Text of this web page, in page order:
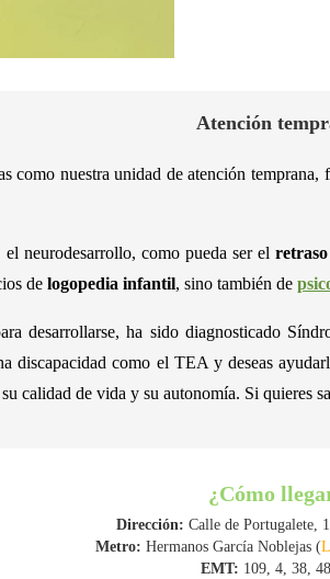
Atención
como nuestra unidad de atención
neurodesarrollo, como pueda ser el
de logopedia infantil, sino también de
desarrollarse, ha sido diagnosticado
discapacidad como el TEA y deseas
calidad de vida y su autonomía. Si quieres
¿Cómo
Dirección: Calle de Portugalete,
Metro: Hermanos García Noblejas (
EMT: 109, 4, 38,